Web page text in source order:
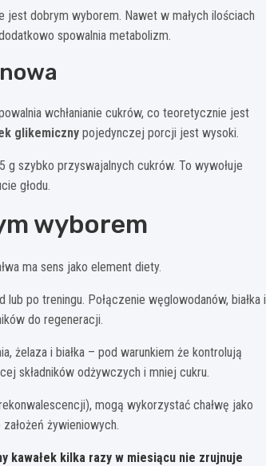
jest dobrym wyborem. Nawet w małych ilościach
spowalnia metabolizm.
wchłanianie cukrów, co teoretycznie jest
glikemiczny pojedynczej porcji jest wysoki.
szybko przyswajalnych cukrów. To wywołuje
głodu.
wyborem
ma sens jako element diety.
po treningu. Połączenie węglowodanów, białka i
do regeneracji.
żelaza i białka – pod warunkiem że kontrolują
składników odżywczych i mniej cukru.
mogą wykorzystać chałwę jako
żywieniowych.
kawałek kilka razy w miesiącu nie zrujnuje